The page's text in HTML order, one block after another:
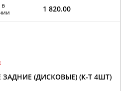
в
1 820.00
(ДИСКОВЫЕ) (К-Т 4ШТ)